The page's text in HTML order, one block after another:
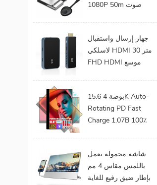
1080P 50m صوت
جهاز إرسال واستقبال
لاسلكي HDMI 30 متر
FHD HDMI موسع
بروجيكتور للألعاب 0
كمون
15.6 بوصة 4K Auto-
Rotating PD Fast
Charge 1.07B 100٪
Portable Monitor
لأجهزة الكمبيوتر
المحمول
شاشة محمولة تعمل
باللمس مقاس 4 مم
بإطار ضيق رفيع للغاية